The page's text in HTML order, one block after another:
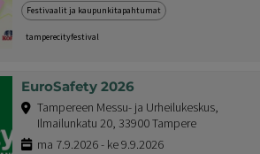
Festivaalit ja kaupunkitapahtumat
tamperecityfestival
EuroSafety 2026
Tampereen Messu- ja Urheilukeskus,
Ilmailunkatu 20, 33900 Tampere
ma 7.9.2026 - ke 9.9.2026